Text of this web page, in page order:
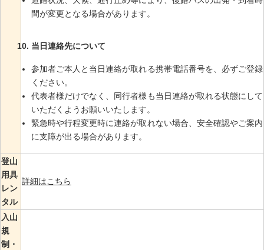
間が変更となる場合があります。
当日連絡先について
参加者ご本人と当日連絡が取れる携帯電話番号を、必ずご登録
ください。
代表者様だけでなく、同行者様も当日連絡が取れる状態にして
いただくようお願いいたします。
緊急時や行程変更時に連絡が取れない場合、安全確認やご案内
に支障が出る場合があります。
登山
用具
レン
タル
詳細はこちら
入山
規
制・